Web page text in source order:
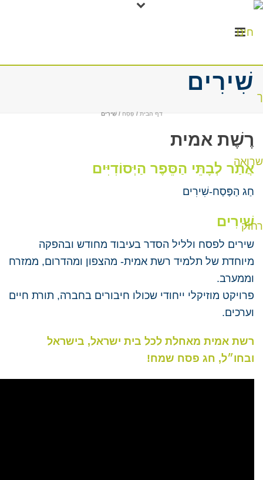
שִׁירִים
דף הבית / פֶּסַח / שִׁירִים
רֶשֶׁת אמית
אֲתַר לְבָתֵּי הַסֵּפֶר הַיְּסוֹדִיִּים
חַג הַפֶּסַח-שִׁירִים
שִׁירִים
שירים לפסח ולליל הסדר בעיבוד מחודש ובהפקה
מיוחדת של תלמיד רשת אמית- מהצפון ומהדרום, ממזרח
וממערב.
פרויקט מוזיקלי ייחודי שכולו חיבורים בחברה, תורת חיים
וערכים.
רשת אמית מאחלת לכל בית ישראל, בישראל
ובחו״ל, חג פסח שמח!